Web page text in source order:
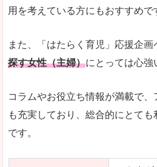
用を考えている方にもおすすめで
また、「はたらく育児」応援企
探す女性（主婦）にとっては心強
コラムやお役立ち情報が満載で、
も充実しており、総合的にとても
です。